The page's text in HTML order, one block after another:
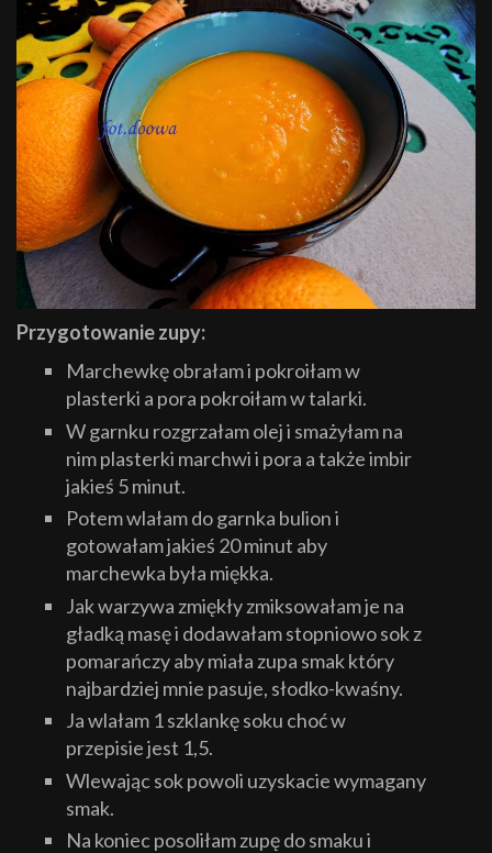
Przygotowanie zupy:
Marchewkę obrałam i pokroiłam w
plasterki a pora pokroiłam w talarki.
W garnku rozgrzałam olej i smażyłam na
nim plasterki marchwi i pora a także imbir
jakieś 5 minut.
Potem wlałam do garnka bulion i
gotowałam jakieś 20 minut aby
marchewka była miękka.
Jak warzywa zmiękły zmiksowałam je na
gładką masę i dodawałam stopniowo sok z
pomarańczy aby miała zupa smak który
najbardziej mnie pasuje, słodko-kwaśny.
Ja wlałam 1 szklankę soku choć w
przepisie jest 1,5.
Wlewając sok powoli uzyskacie wymagany
smak.
Na koniec posoliłam zupę do smaku i